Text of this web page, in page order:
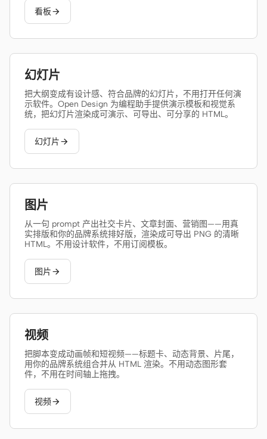
看板
幻灯片
把大纲变成有设计感、符合品牌的幻灯片，不用打开任何演
示软件。Open Design 为编程助手提供演示模板和视觉系
统，把幻灯片渲染成可演示、可导出、可分享的 HTML。
幻灯片
图片
从一句 prompt 产出社交卡片、文章封面、营销图——用真
实排版和你的品牌系统排好版，渲染成可导出 PNG 的清晰
HTML。不用设计软件，不用订阅模板。
图片
视频
把脚本变成动画帧和短视频——标题卡、动态背景、片尾，
用你的品牌系统组合并从 HTML 渲染。不用动态图形套
件，不用在时间轴上拖拽。
视频